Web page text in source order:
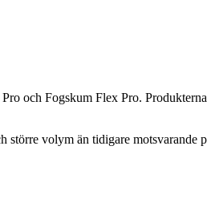
och Fogskum Flex Pro.
volym än tidigare motsvarande